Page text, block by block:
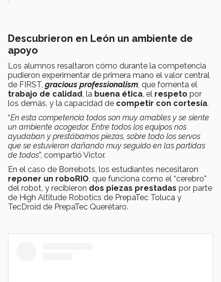
Descubrieron en León un ambiente de
apoyo
Los alumnos resaltaron cómo durante la competencia
pudieron experimentar de primera mano el valor central
de FIRST, gracious professionalism, que fomenta el
trabajo de calidad, la buena ética, el respeto por
los demás, y la capacidad de competir con cortesía.
“En esta competencia todos son muy amables y se siente
un ambiente acogedor. Entre todos los equipos nos
ayudaban y prestábamos piezas, sobre todo los servos
que se estuvieron dañando muy seguido en las partidas
de todos”, compartió Víctor.
En el caso de Borrebots, los estudiantes necesitaron
reponer un roboRIO, que funciona como el “cerebro”
del robot, y recibieron dos piezas prestadas por parte
de High Altitude Robotics de PrepaTec Toluca y
TecDroid de PrepaTec Querétaro.